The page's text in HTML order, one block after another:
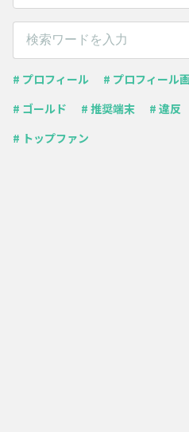
# プロフィール # プロフィール
# ゴールド
# 推奨端末 # 違反
# トップファン